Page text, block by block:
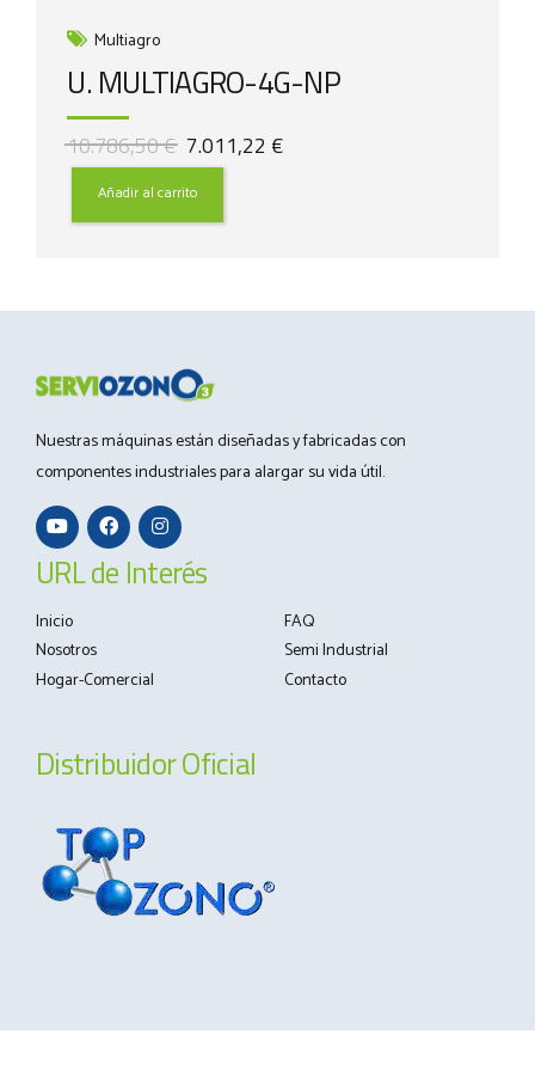
Multiagro
U. MULTIAGRO-4G-NP
10.786,50€ El
precio
original
era:
7.011,22 €El
Añadir al carrito
Nuestras máquinas están diseñadas y fabricadas con
componentes industriales para alargar su vida útil.
URL de Interés
Inicio
FAQ
Nosotros
Semi Industrial
Hogar-Comercial
Contacto
Distribuidor Oficial